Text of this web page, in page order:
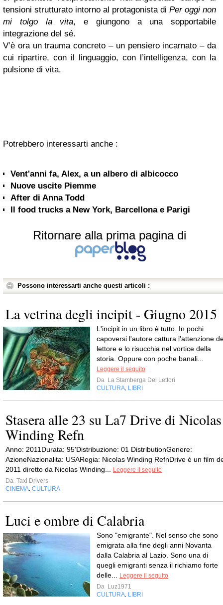
tensioni strutturato intorno al protagonista di Per oggi non
mi tolgo la vita, e giungono a una sopportabile
integrazione del sé.
V’è ora un trauma concreto – un pensiero incarnato – da
cui ripartire, con il linguaggio, con l’intelligenza, con la
pulsione di vita.
Potrebbero interessarti anche :
Vent'anni fa, Alex, a un albero di albicocco
Nuove uscite Piemme
After di Anna Todd
Il food trucks a New York, Barcellona e Parigi
Ritornare alla prima pagina di
Possono interessarti anche questi articoli :
La vetrina degli incipit - Giugno 2015
L'incipit in un libro è tutto. In pochi
capoversi l'autore cattura l'attenzione
lettore e lo risucchia nel vortice della
storia. Oppure con poche banali...
Leggere il seguito
Da La Stamberga Dei Lettori
CULTURA LIBRI
Stasera alle 23 su La7 Drive di Nicolas
Winding Refn
Anno: 2011Durata: 95'Distribuzione: 01 DistributionGenere:
AzioneNazionalita: USARegia: Nicolas Winding RefnDrive è un film
2011 diretto da Nicolas Winding...
Leggere il seguito
Da Taxi Drivers
CINEMA CULTURA
Luci e ombre di Calabria
Sono "emigrante". Nel senso che sono
emigrata alla fine degli anni Novanta
dalla Calabria al Lazio. Sono una di
quegli emigranti senza il richiamo forte
delle...
Leggere il seguito
Da Luz1971
CULTURA LIBRI